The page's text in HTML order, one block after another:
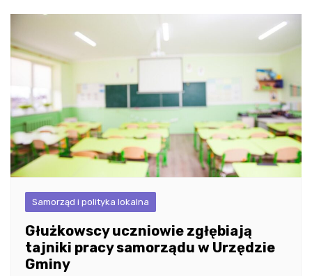
Samorząd i polityka lokalna
Głużkowscy uczniowie zgłębiają
tajniki pracy samorządu w Urzędzie
Gminy